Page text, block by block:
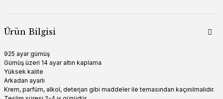
Ürün Bilgisi
925 ayar gümüş
Gümüş üzeri 14 ayar altın kaplama
Yüksek kalite
Arkadan ayarlı
Krem, parfüm, alkol, deterjan gibi maddeler ile temasından kaçınılmalıdır.